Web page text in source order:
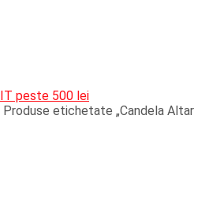
peste 500 lei
Produse etichetate „Candela Altar